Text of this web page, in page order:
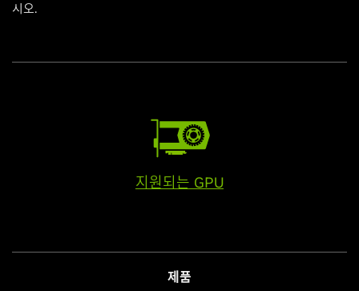
시오.
지원되는 GPU
제품